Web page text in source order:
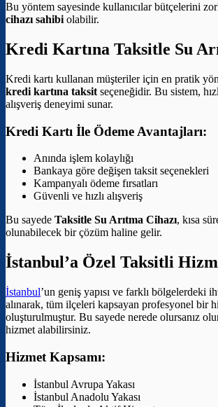
Bu yöntem sayesinde kullanıcılar bütçelerini
cihazı sahibi olabilir.
Kredi Kartına Taksitle Su
Kredi kartı kullanan müşteriler için en pratik
kredi kartına taksit seçeneğidir. Bu sistem,
alışveriş deneyimi sunar.
Kredi Kartı İle Ödeme Avantajları:
Anında işlem kolaylığı
Bankaya göre değişen taksit seçenekleri
Kampanyalı ödeme fırsatları
Güvenli ve hızlı alışveriş
Bu sayede Taksitle Su Arıtma Cihazı, kısa
olunabilecek bir çözüm haline gelir.
İstanbul’a Özel Taksitli
İstanbul’un geniş yapısı ve farklı bölgelerdeki
alınarak, tüm ilçeleri kapsayan profesyonel bir
oluşturulmuştur. Bu sayede nerede olursanız
hizmet alabilirsiniz.
Hizmet Kapsamı:
İstanbul Avrupa Yakası
İstanbul Anadolu Yakası